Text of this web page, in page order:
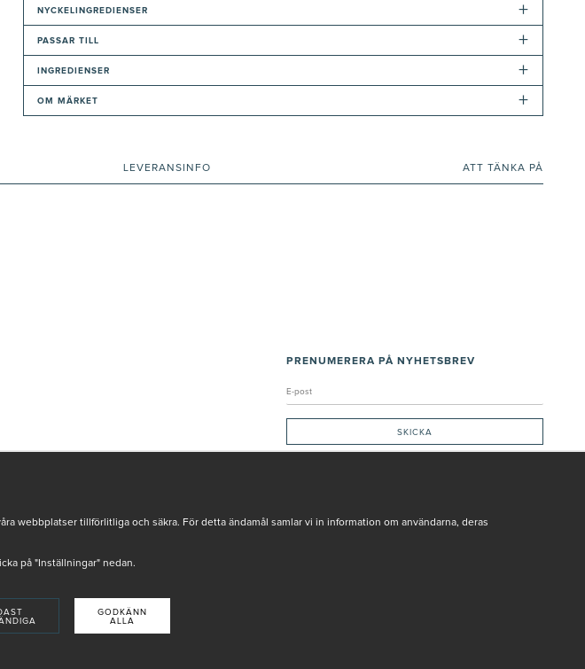
NYCKELINGREDIENSER +
PASSAR TILL +
INGREDIENSER +
OM MÄRKET +
LEVERANSINFO ATT TÄNKA PÅ
PRENUMERERA PÅ NYHETSBREV
webbplatser tillförlitliga och säkra. För detta ändamål samlar vi in information om användarna, deras
på "Inställningar" nedan.
GODKÄNN
ALLA